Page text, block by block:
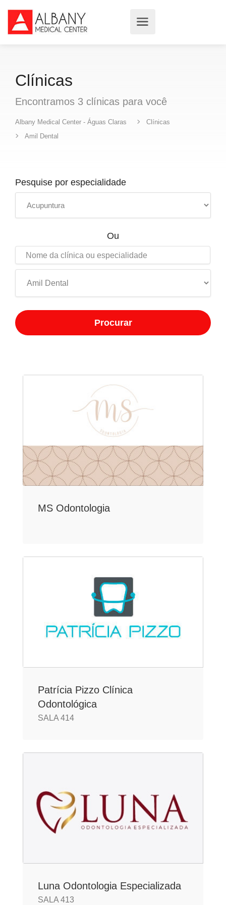
Clínicas
Encontramos 3 clínicas para você
Albany Medical Center - Águas Claras
Clínicas
Amil Dental
Pesquise por especialidade
Ou
Procurar
MS Odontologia
Patrícia Pizzo Clínica
Odontológica
SALA 414
Luna Odontologia Especializada
SALA 413